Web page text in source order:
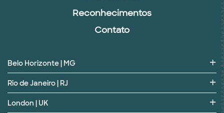
Reconhecimentos
Contato
Belo Horizonte | MG
Rio de Janeiro | RJ
London | UK